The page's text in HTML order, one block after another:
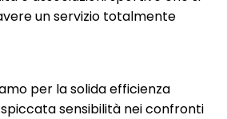
un servizio totalmente
per la solida efficienza
sensibilità nei confronti